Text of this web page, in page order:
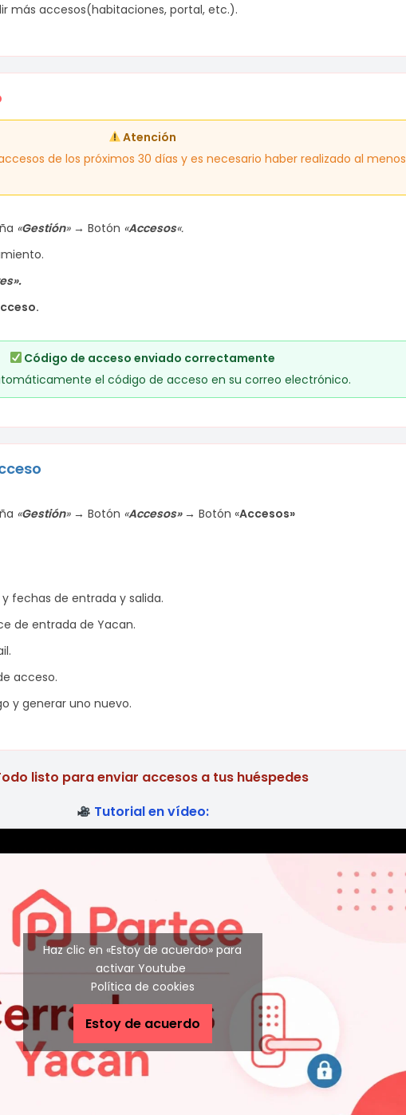
más accesos(habitaciones, portal, etc.).
Atención
de los próximos 30 días y es necesario haber realizado al menos
«Gestión» → Botón «Accesos«.
Código de acceso enviado correctamente
el código de acceso en su correo electrónico.
«Gestión» → Botón «Accesos» → Botón «Accesos»
y fechas de entrada y salida.
de entrada de Yacan.
acceso.
y generar uno nuevo.
listo para enviar accesos a tus huéspedes
Tutorial en vídeo:
Haz clic en «Estoy de acuerdo» para
activar Youtube
Política de cookies
Estoy de acuerdo